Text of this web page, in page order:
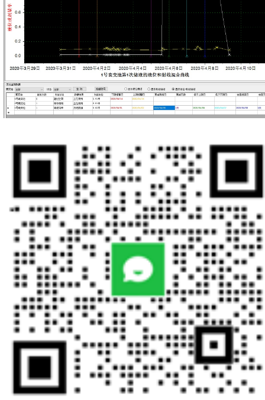
六、RenriDecayPool放射性废液衰
件
本在线监测系统同时采集衰变池
度数据，通过对采集数据的加工
本、数字、动态图形曲线、动态
颜色的方式向管理人员展示衰变
变化信息。软件简单、易操作，